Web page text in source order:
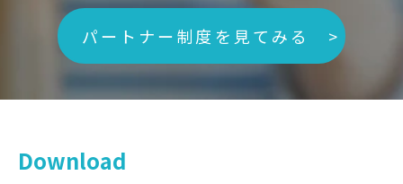
パートナー制度を見てみる >
Download